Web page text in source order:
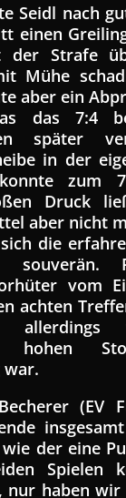
Seidl nach
einen
der Strafe
Mühe
aber ein
das 7:4
später
in der
zum
Druck
aber nicht
die
souverän.
vom
achten
allerdings
hohen
war.
(EV
der eine
Spielen
nur haben